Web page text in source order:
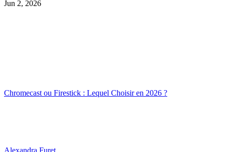
Jun 2, 2026
Chromecast ou Firestick : Lequel Choisir en 2026 ?